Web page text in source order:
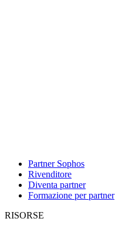
Partner Sophos
Rivenditore
Diventa partner
Formazione per partner
RISORSE